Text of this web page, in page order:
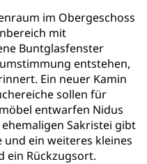
im Obergeschoss
mit
Buntglasfenster
entstehen,
Ein neuer Kamin
sollen für
entwarfen Nidus
Sakristei gibt
ein weiteres kleines
ein Rückzugsort.